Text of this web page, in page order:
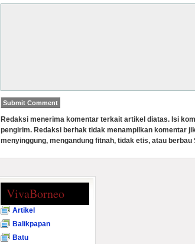
Redaksi menerima komentar terkait artikel diatas. Isi
pengirim. Redaksi berhak tidak menampilkan komentar
menyinggung, mengandung fitnah, tidak etis, atau berbau
VivaBorneo
Artikel
Balikpapan
Batu